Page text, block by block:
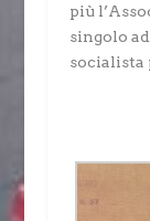
più
singolo
socialista